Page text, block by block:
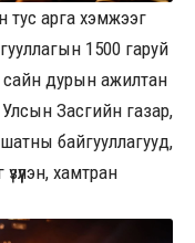
тус арга хэмжээг
1500 гаруй
сайн дурын ажилтан
Засгийн газар,
байгууллагууд,
хамтран